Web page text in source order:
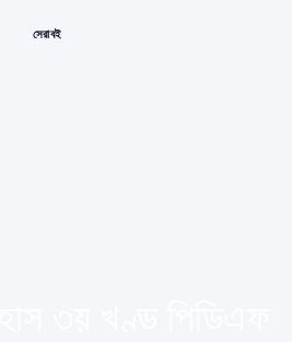
সেরা বই